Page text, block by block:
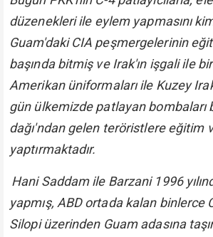
düzenekleri ile eylem yapmasını
Guam'daki CIA peşmergelerinin
başında bitmiş ve Irak'ın işgali ile
Amerikan üniformaları ile Kuzey
gün ülkemizde patlayan bombaları
dağı'ndan gelen teröristlere eğitim
yaptırmaktadır.
Hani Saddam ile Barzani 1996
yapmış, ABD ortada kalan binlerce
Silopi üzerinden Guam adasına